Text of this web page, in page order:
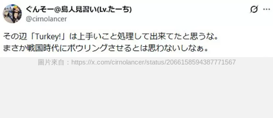
圖片來自：https://x.com/cirnolancer/status/2066158594387771567